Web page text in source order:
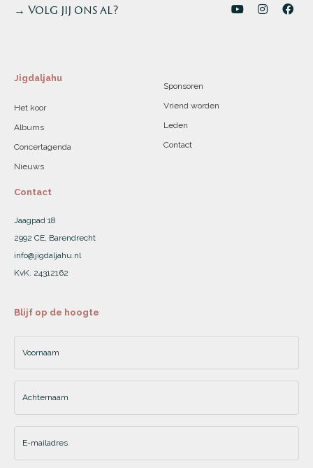
→ Volg jij ons al?
Jigdaljahu
Het koor
Albums
Concertagenda
Nieuws
Sponsoren
Vriend worden
Leden
Contact
Contact
Jaagpad 18
2992 CE, Barendrecht
info@jigdaljahu.nl
KvK. 24312162
Blijf op de hoogte